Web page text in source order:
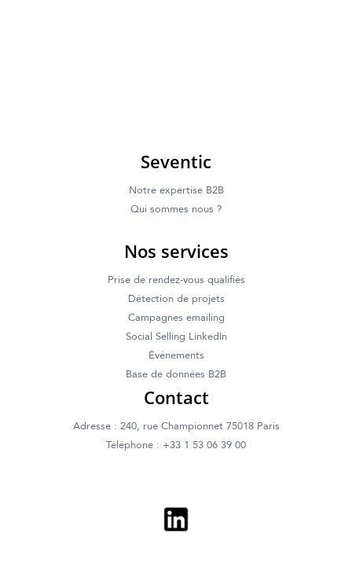
Seventic
Notre expertise B2B
Qui sommes nous ?
Nos services
Prise de rendez-vous qualifiés
Détection de projets
Campagnes emailing
Social Selling LinkedIn
Événements
Base de données B2B
Contact
Adresse : 240, rue Championnet 75018 Paris
Téléphone : +33 1 53 06 39 00